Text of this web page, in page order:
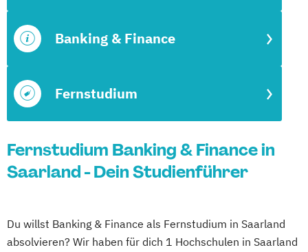
Fernstudium
Banking & Finance
Fernstudium Banking & Finance in
Saarland - Dein Studienführer
Du willst Banking & Finance als Fernstudium in Saarland
absolvieren? Wir haben für dich 1 Hochschulen in Saarland